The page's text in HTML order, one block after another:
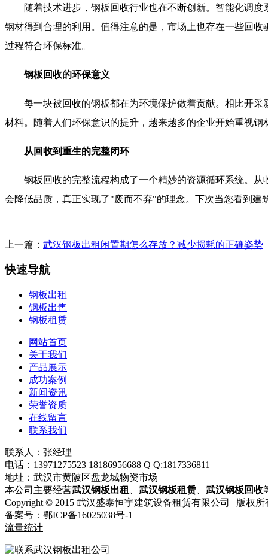
随着技术进步，钢板回收行业也在不断创新。智能化调度
钢材得到合理的利用。值得注意的是，市场上也存在一些回
过程符合环保标准。
钢板回收的环保意义
每一块被回收的钢板都在为环境保护做着贡献。相比开采
材料。随着人们环保意识的提升，越来越多的企业开始重视
从回收到重生的完整闭环
钢板回收的完整流程构成了一个精妙的资源循环系统。从
会降低品质，真正实现了"废而不弃"的理念。下次当您看到
上一篇： 武汉钢板出租闲置期怎么存放？减少损耗的正确姿势
快速导航
钢板出租
钢板出售
钢板租赁
网站首页
关于我们
产品展示
成功案例
新闻资讯
荣誉资质
在线留言
联系我们
联系人：张经理
电话：13971275523 18186956688 Q Q:1817336811
地址：武汉市黄陂区盘龙城物资市场
本公司主要经营武汉钢板出租 武汉钢板租赁 武汉钢板回收
Copyright © 2015 武汉盛泰恒宇建筑设备租赁有限公司 | 版权所
备案号： 鄂ICP备16025038号-1
流量统计